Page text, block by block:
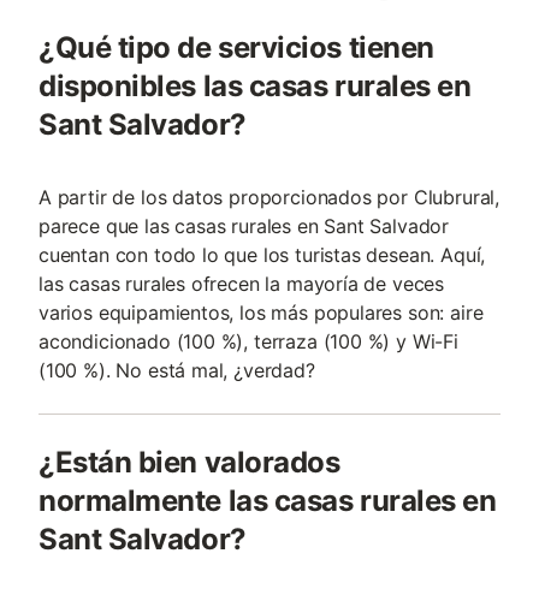
¿Qué tipo de servicios tienen
disponibles las casas rurales en
Sant Salvador?
A partir de los datos proporcionados por Clubrural,
parece que las casas rurales en Sant Salvador
cuentan con todo lo que los turistas desean. Aquí,
las casas rurales ofrecen la mayoría de veces
varios equipamientos, los más populares son: aire
acondicionado (100 %), terraza (100 %) y Wi-Fi
(100 %). No está mal, ¿verdad?
¿Están bien valorados
normalmente las casas rurales en
Sant Salvador?